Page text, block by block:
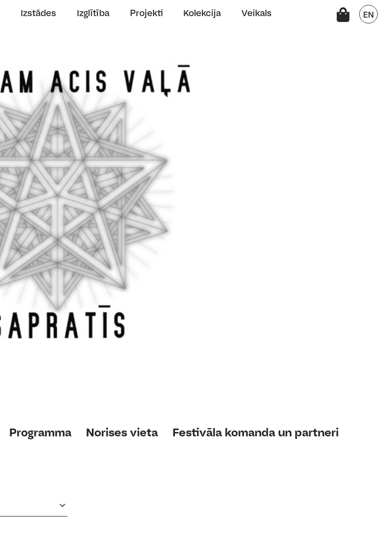
Izstādes Izglītība Projekti Kolekcija Veikals EN
Programma Norises vieta
Festivāla komanda un partneri